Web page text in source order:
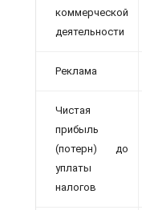
коммерческой
деятельности
Реклама
Чистая
прибыль
(потерн) до
уплаты
налогов